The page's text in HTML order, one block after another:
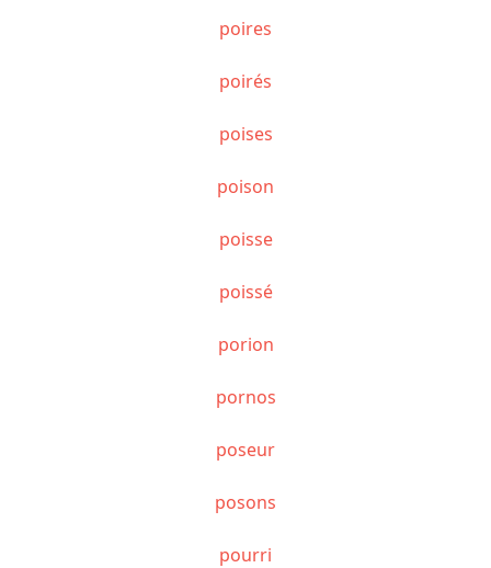
poires
poirés
poises
poison
poisse
poissé
porion
pornos
poseur
posons
pourri